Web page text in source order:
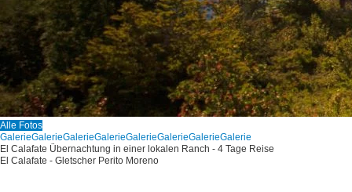
Alle Fotos
GalerieGalerieGalerieGalerieGalerieGalerieGalerieGalerie
El Calafate Übernachtung in einer lokalen Ranch - 4 Tage Reise
El Calafate - Gletscher Perito Moreno